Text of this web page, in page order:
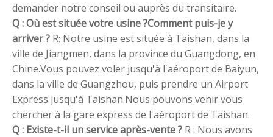
demander notre conseil ou auprès du transitaire.
Q : Où est située votre usine ?Comment puis-je y
arriver ? R: Notre usine est située à Taishan, dans la
ville de Jiangmen, dans la province du Guangdong, en
Chine.Vous pouvez voler jusqu'à l'aéroport de Baiyun,
dans la ville de Guangzhou, puis prendre un Airport
Express jusqu'à Taishan.Nous pouvons venir vous
chercher à la gare express de l'aéroport de Taishan.
Q : Existe-t-il un service après-vente ? R : Nous avons